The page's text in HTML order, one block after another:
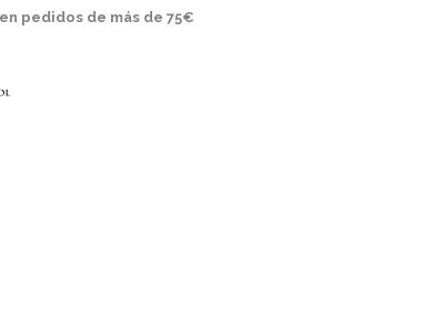
pedidos de más de 75€